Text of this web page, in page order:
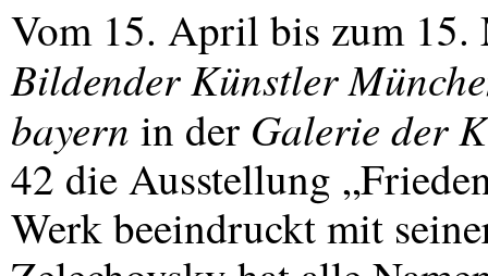
Vom 15. April bis zum
Bildender Künstler
bayern in der Galerie der
42 die Ausstellung
Werk beeindruckt mit